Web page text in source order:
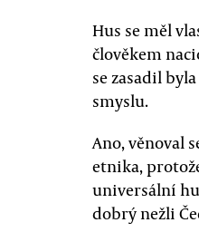
Hus se měl
člověkem
se zasadil
smyslu.
Ano, věnoval
etnika,
universální
dobrý nežli